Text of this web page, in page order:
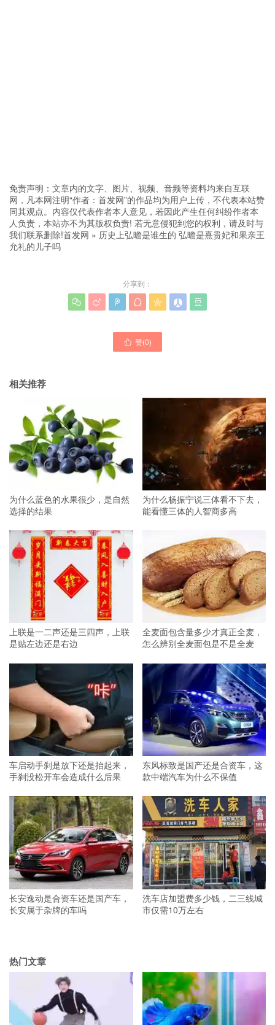
免责声明：文章内的文字、图片、视频、音频等资料均来自互联
网，凡本网注明“作者：首发网”的作品均为用户上传，不代表本站赞
同其观点。内容仅代表作者本人意见，若因此产生任何纠纷作者本
人负责，本站亦不为其版权负责! 若无意侵犯到您的权利，请及时与
我们联系删除!首发网 » 历史上弘曕是谁生的 弘曕是熹贵妃和果亲王
允礼的儿子吗
分享到：
      
 赞(0)
相关推荐
为什么蓝色的水果很少，是自然
选择的结果
为什么杨振宁说三体看不下去，
能看懂三体的人智商多高
上联是一二声还是三四声，上联
是贴左边还是右边
全麦面包含量多少才真正全麦，
怎么辨别全麦面包是不是全麦
车启动手刹是放下还是抬起来，
手刹没松开车会造成什么后果
东风标致是国产还是合资车，这
款中端汽车为什么不保值
长安逸动是合资车还是国产车，
长安属于杂牌的车吗
洗车店加盟费多少钱，二三线城
市仅需10万左右
热门文章